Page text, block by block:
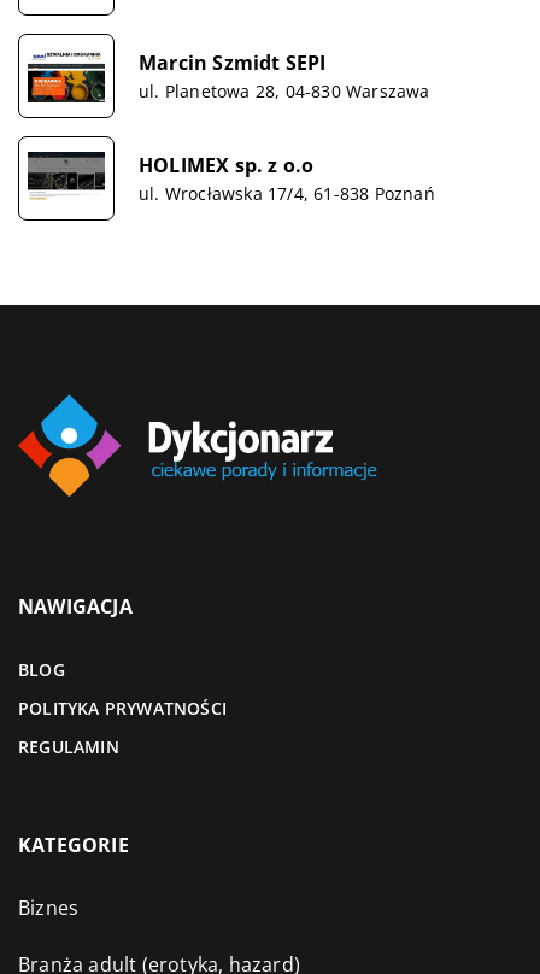
Marcin Szmidt SEPI
ul. Planetowa 28, 04-830 Warszawa
HOLIMEX sp. z o.o
ul. Wrocławska 17/4, 61-838 Poznań
NAWIGACJA
BLOG
POLITYKA PRYWATNOŚCI
REGULAMIN
KATEGORIE
Biznes
Branża adult (erotyka, hazard)